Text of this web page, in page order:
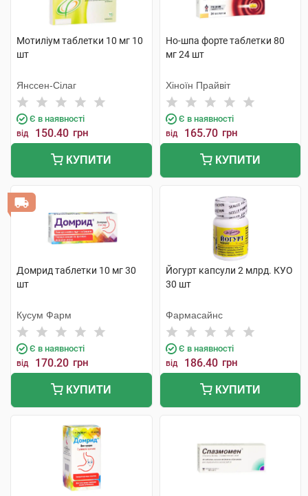
Мотиліум таблетки 10 мг 10
шт
Янссен-Сілаг
Є в наявності
від 150.40 грн
КУПИТИ
Но-шпа форте таблетки 80
мг 24 шт
Хіноїн Прайвіт
Є в наявності
від 165.70 грн
КУПИТИ
Домрид таблетки 10 мг 30
шт
Кусум Фарм
Є в наявності
від 170.20 грн
КУПИТИ
Йогурт капсули 2 млрд. КУО
30 шт
Фармасайнс
Є в наявності
від 186.40 грн
КУПИТИ